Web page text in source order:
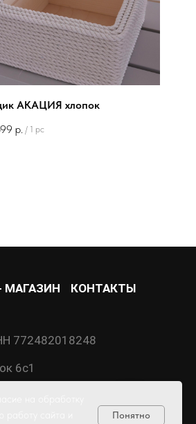
АКАЦИЯ хлопок
р. / 1 pc
Понятно
МАГАЗИН
КОНТАКТЫ
772482018248
6с1